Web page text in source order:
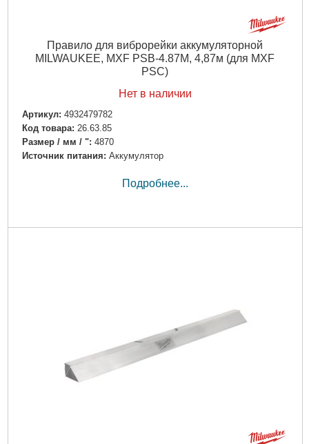
Правило для виброрейки аккумуляторной
MILWAUKEE, MXF PSB-4.87M, 4,87м (для MXF
PSC)
Нет в наличии
Артикул: 4932479782
Код товара: 26.63.85
Размер / мм / ": 4870
Источник питания: Аккумулятор
Подробнее...